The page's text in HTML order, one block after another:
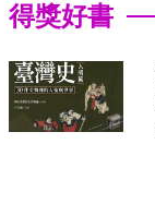
)
)
得獎好書